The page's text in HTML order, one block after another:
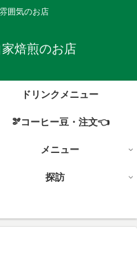
囲気のお店
焙煎のお店
ドリンクメニュー
🫘コーヒー豆・注文👈
メニュー
探訪